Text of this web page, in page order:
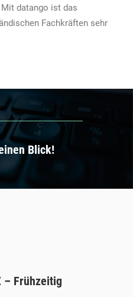
Mit datango ist das
Fachkräften sehr
Blick!
– Frühzeitig